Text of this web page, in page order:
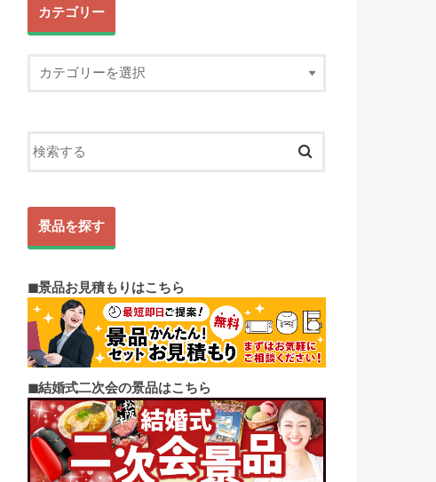
カテゴリー
景品を探す
◼︎景品お見積もりはこちら
◼︎結婚式二次会の景品はこちら